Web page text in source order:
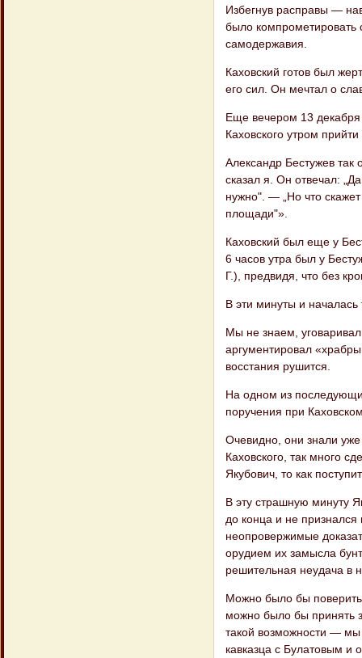
Избегнув расправы —
было компрометировать
самодержавия.
Каховский готов был
его сил. Он мечтал о
Еще вечером 13 декабря
Каховского утром
Александр Бестужев
сказал я. Он отвечал:
нужно". — „Но что
площади"».
Каховский был еще у
6 часов утра был у
Г.), предвидя, что без
В эти минуты и началась
Мы не знаем,
аргументиро​вал
восстания рушится.
На одном из
поручения при
Очевидно, они знали
Каховского, так много
Якубович, то как
В эту страшную минуту
до конца и не
неопровержимые
орудием их замысла
решитель​ная неудача в
Можно было бы поверить
можно было бы принять
такой возможности — мы
кавказца с Булатовым и